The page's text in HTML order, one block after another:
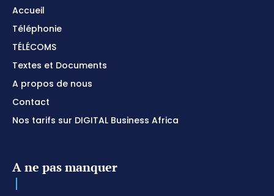
Accueil
Téléphonie
TÉLÉCOMS
Textes et Documents
A propos de nous
Contact
Nos tarifs sur DIGITAL Business Africa
A ne pas manquer